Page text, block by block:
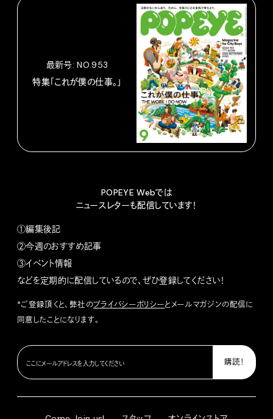
最新号: NO.953
特集「これが僕の仕事。」
POPEYE Webでは
ニュースレターも配信しています！
①編集後記
②今週のおすすめ記事
③イベント情報
などを定期的に配信しているので、ぜひ登録してください！
*ご登録頂くと、弊社のプライバシーポリシーとメールマガジンの配信に
同意したことになります。